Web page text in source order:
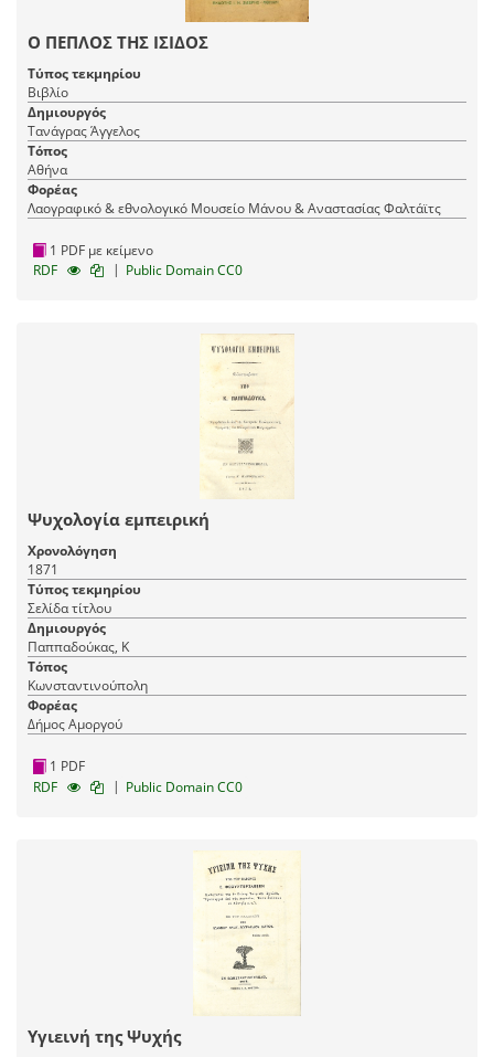
Ο ΠΕΠΛΟΣ ΤΗΣ ΙΣΙΔΟΣ
Τύπος τεκμηρίου
Βιβλίο
Δημιουργός
Τανάγρας Άγγελος
Τόπος
Αθήνα
Φορέας
Λαογραφικό & εθνολογικό Μουσείο Μάνου & Αναστασίας Φαλτάϊτς
1 PDF με κείμενο
RDF
| Public Domain CC0
Ψυχολογία εμπειρική
Χρονολόγηση
1871
Τύπος τεκμηρίου
Σελίδα τίτλου
Δημιουργός
Παππαδούκας, Κ
Τόπος
Κωνσταντινούπολη
Φορέας
Δήμος Αμοργού
1 PDF
RDF
| Public Domain CC0
Υγιεινή της Ψυχής